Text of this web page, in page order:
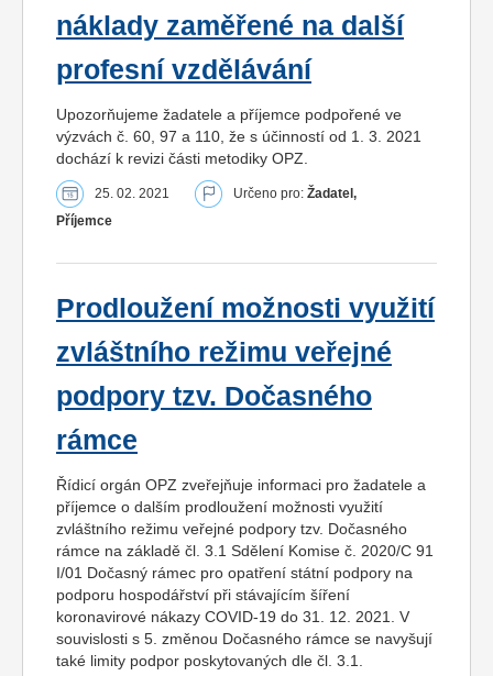
náklady zaměřené na další
profesní vzdělávání
Upozorňujeme žadatele a příjemce podpořené ve
výzvách č. 60, 97 a 110, že s účinností od 1. 3. 2021
dochází k revizi části metodiky OPZ.
25. 02. 2021 Určeno pro: Žadatel,
Příjemce
Prodloužení možnosti využití
zvláštního režimu veřejné
podpory tzv. Dočasného
rámce
Řídicí orgán OPZ zveřejňuje informaci pro žadatele a
příjemce o dalším prodloužení možnosti využití
zvláštního režimu veřejné podpory tzv. Dočasného
rámce na základě čl. 3.1 Sdělení Komise č. 2020/C 91
I/01 Dočasný rámec pro opatření státní podpory na
podporu hospodářství při stávajícím šíření
koronavirové nákazy COVID-19 do 31. 12. 2021. V
souvislosti s 5. změnou Dočasného rámce se navyšují
také limity podpor poskytovaných dle čl. 3.1.